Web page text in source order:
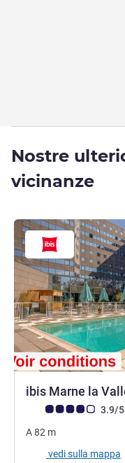
Nostre
vicinanze
ibis Marne la
Giudizio clienti 3.9/5
A82 m
vedi sulla mappa